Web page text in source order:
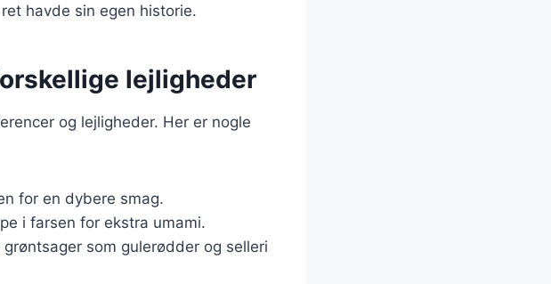
havde sin egen historie.
lejligheder
og lejligheder. Her er nogle
for en dybere smag.
i farsen for ekstra umami.
som gulerødder og selleri